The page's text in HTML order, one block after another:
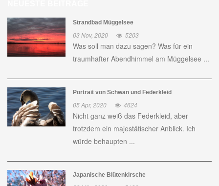
Strandbad Müggelsee
03 Nov, 2020 5203
Was soll man dazu sagen? Was für ein
traumhafter Abendhimmel am Müggelsee ...
Portrait von Schwan und Federkleid
05 Apr, 2020 4624
Nicht ganz weiß das Federkleid, aber
trotzdem ein majestätischer Anblick. Ich
würde behaupten ...
Japanische Blütenkirsche